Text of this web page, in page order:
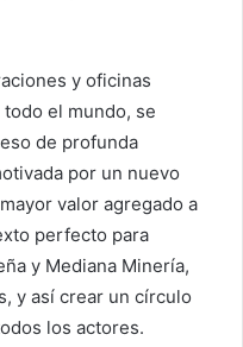
y oficinas
el mundo, se
de profunda
por un nuevo
valor agregado a
perfecto para
y Mediana Minería,
y así crear un círculo
los actores.